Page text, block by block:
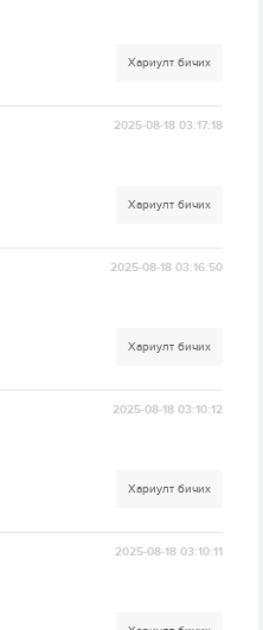
Хариулт бичих
2025-08-18 03:17:18
Хариулт бичих
2025-08-18 03:16:50
Хариулт бичих
2025-08-18 03:10:12
Хариулт бичих
2025-08-18 03:10:11